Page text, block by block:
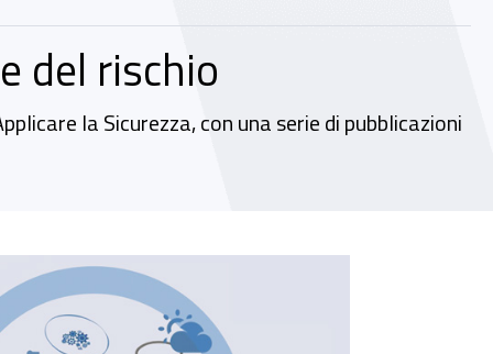
del rischio
la Sicurezza, con una serie di pubblicazioni